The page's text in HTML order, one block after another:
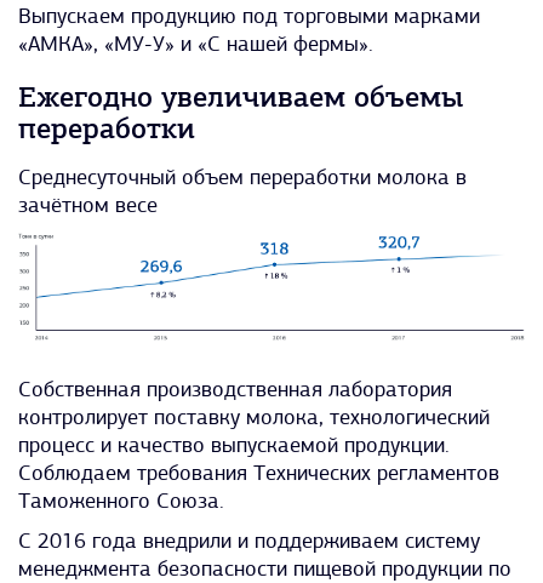
Выпускаем продукцию под торговыми марками
«АМКА», «МУ-У» и «С нашей фермы».
Ежегодно увеличиваем объемы
переработки
Среднесуточный объем переработки молока в
зачётном весе
Собственная производственная лаборатория
контролирует поставку молока, технологический
процесс и качество выпускаемой продукции.
Соблюдаем требования Технических регламентов
Таможенного Союза.
С 2016 года внедрили и поддерживаем систему
менеджмента безопасности пищевой продукции по